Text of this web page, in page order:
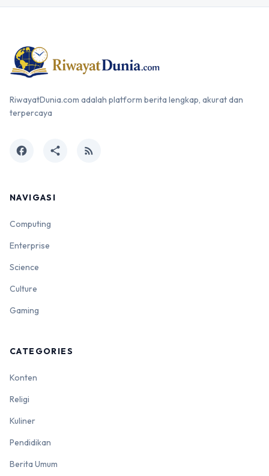
RiwayatDunia.com adalah platform berita lengkap, akurat dan
terpercaya
facebook share rss_feed
NAVIGASI
Computing
Enterprise
Science
Culture
Gaming
CATEGORIES
Konten
Religi
Kuliner
Pendidikan
Berita Umum